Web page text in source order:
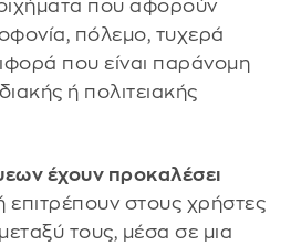
που αφορούν
πόλεμο, τυχερά
που είναι παράνομη
ή πολιτειακής
έχουν προκαλέσει
επιτρέπουν στους χρήστες
τους, μέσα σε μια